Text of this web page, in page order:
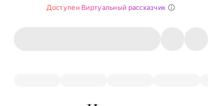
Доступен Виртуальный рассказчик